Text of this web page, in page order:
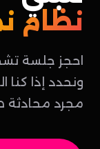
نظام
احجز جلسة
ونحدد إذا كنا
مجرد محادثة